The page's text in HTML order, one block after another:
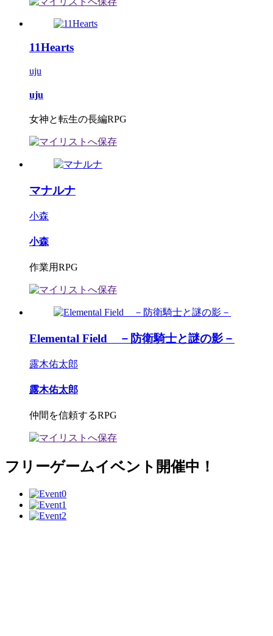
11Hearts
uju
uju
女神と転生の長編RPG
マナルナ
小森
小森
作業用RPG
Elemental Field －防衛騎士と謎の影－
露木佑太郎
露木佑太郎
仲間を信頼するRPG
フリーゲームイベント開催中！